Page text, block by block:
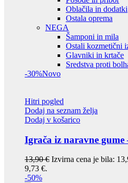
Oblačila in dodatki
Ostala oprema
NEGA
Šamponi in mila
Ostali kozmetični
Glavniki in krtače
Sredstva proti
-30%Novo
Hitri pogled
Dodaj na seznam želja
Dodaj v košarico
Igrača iz naravne gume
13,90€ Izvirna cena je bila:
9,73 €.
-50%